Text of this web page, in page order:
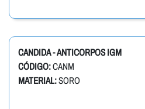
CANDIDA - ANTICORPOS IGM
CÓDIGO:CANM
MATERIAL:SORO